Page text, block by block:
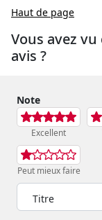
Haut de page
Vous avez
avis ?
Note
Excellent
Peut mieux faire
Titre